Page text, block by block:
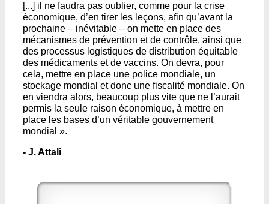
[...] il ne faudra pas oublier, comme pour la crise
économique, d’en tirer les leçons, afin qu’avant la
prochaine – inévitable – on mette en place des
mécanismes de prévention et de contrôle, ainsi que
des processus logistiques de distribution équitable
des médicaments et de vaccins. On devra, pour
cela, mettre en place une police mondiale, un
stockage mondial et donc une fiscalité mondiale. On
en viendra alors, beaucoup plus vite que ne l’aurait
permis la seule raison économique, à mettre en
place les bases d’un véritable gouvernement
mondial ».
- J. Attali